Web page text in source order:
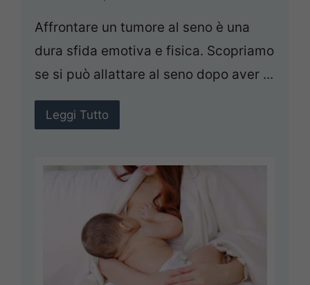
Affrontare un tumore al seno è una
dura sfida emotiva e fisica. Scopriamo
se si può allattare al seno dopo aver ...
Leggi Tutto